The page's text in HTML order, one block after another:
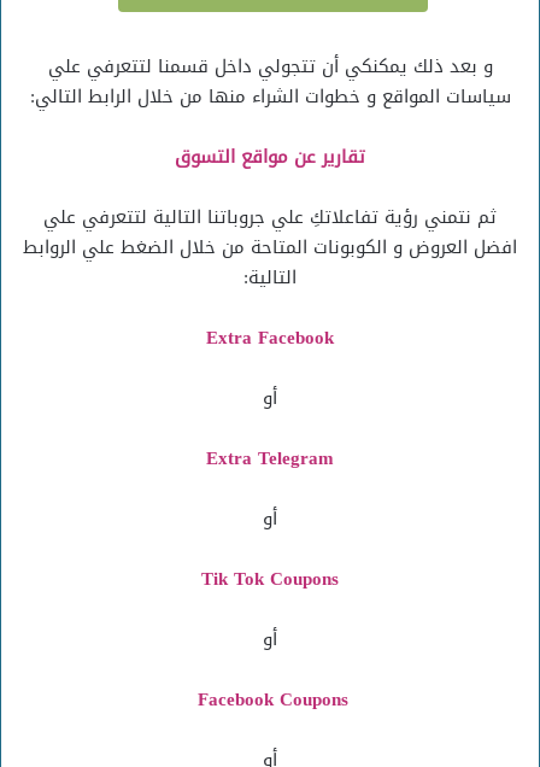
و بعد ذلك يمكنكي أن تتجولي داخل قسمنا لتتعرفي علي
سياسات المواقع و خطوات الشراء منها من خلال الرابط التالي:
تقارير عن مواقع التسوق
ثم نتمني رؤية تفاعلاتكِ علي جروباتنا التالية لتتعرفي علي
افضل العروض و الكوبونات المتاحة من خلال الضغط علي الروابط
التالية:
Extra Facebook
أو
Extra Telegram
أو
Tik Tok Coupons
أو
Facebook Coupons